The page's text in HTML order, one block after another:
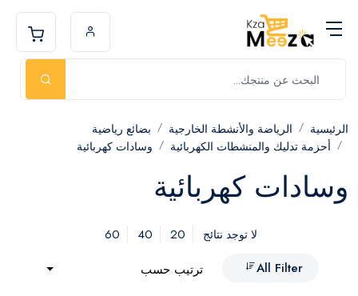
الرئيسية الرياضة والأنشطة الخارجية
بضائع رياضية
أحزمة تدليك والمنشطات الكهربائية
وسادات كهربائية
وسادات كهربائية
لا توجد نتائج 20
40
60
All Filter
ترتيب حسب